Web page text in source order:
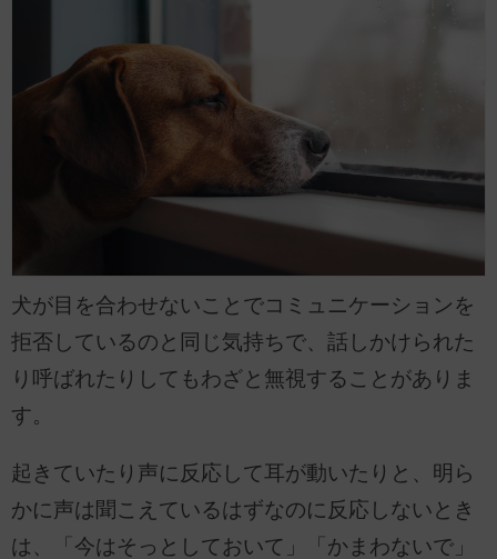
犬が目を合わせないことでコミュニケーションを
拒否しているのと同じ気持ちで、話しかけられた
り呼ばれたりしてもわざと無視することがありま
す。
起きていたり声に反応して耳が動いたりと、明ら
かに声は聞こえているはずなのに反応しないとき
は、「今はそっとしておいて」「かまわないで」